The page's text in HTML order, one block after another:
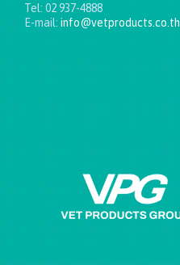
Tel: 02 937-4888
E-mail: info@vetproducts.co.th